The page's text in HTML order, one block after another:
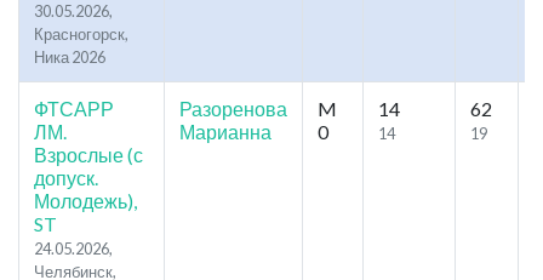
30.05.2026,
Красногорск,
Ника 2026
ФТСАРР
ЛМ.
Взрослые (с
допуск.
Молодежь),
ST
24.05.2026,
Челябинск,
Разоренова
Марианна
M
0
14
14
62
19